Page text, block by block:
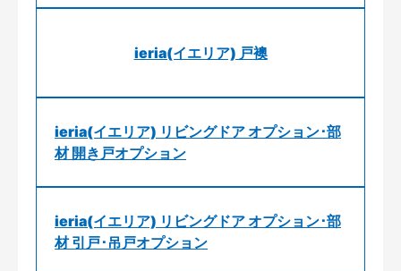
ieria(イエリア) 戸襖
ieria(イエリア) リビングドア オプション･部
材 開き戸オプション
ieria(イエリア) リビングドア オプション･部
材 引戸･吊戸オプション